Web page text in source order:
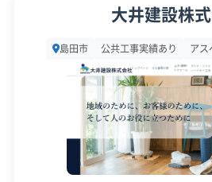
に頭に入れておく必要があり
解体する際、地盤が緩んで崖
ため、擁壁の補強工事などが
があります。また、地域の避
ないよう、交通誘導員（ガード
必要になるケースも多いです。
保有資格(9)
建設業許可 解体工事業登録
産業
産業廃棄物処分業許可
石綿作業主任
建築物石綿含有建材調査者
解体工事
1級土木施工管理技士
1級建設機械施
大井建設株
島田市 公共工事実績あり アス